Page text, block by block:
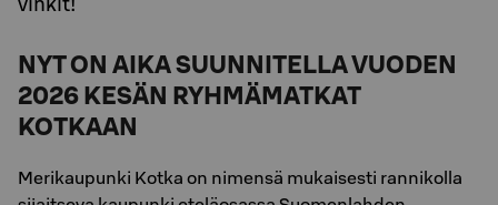
NYT ON AIKA SUUNNITELLA VUODEN
2026 KESÄN RYHMÄMATKAT
KOTKAAN
Merikaupunki Kotka on nimensä mukaisesti rannikolla